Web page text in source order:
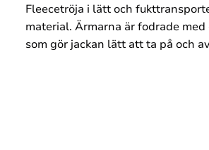
Fleecetröja i lätt och
material. Ärmarna är fodrade
som gör jackan lätt att ta på och